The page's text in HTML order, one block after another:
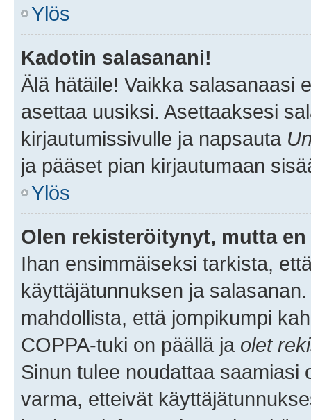
Ylös
Kadotin salasanani!
Älä hätäile! Vaikka salasanaasi
asettaa uusiksi. Asettaaksesi
kirjautumissivulle ja napsauta
ja pääset pian kirjautumaan
Ylös
Olen rekisteröitynyt, mutta
Ihan ensimmäiseksi tarkista,
käyttäjätunnuksen ja
mahdollista, että jompikumpi
COPPA-tuki on päällä ja olet
Sinun tulee noudattaa saamiasi
varma, etteivät